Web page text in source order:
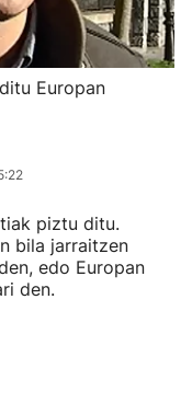
Europan
piztu ditu.
bila jarraitzen
edo Europan
den.